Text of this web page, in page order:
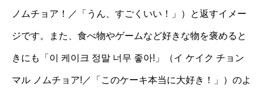
ノムチョア！／「うん、すごくいい！」）と返すイメー
ジです。また、食べ物やゲームなど好きな物を褒めると
きにも「이 케이크 정말 너무 좋아!」（イ ケイク チョン
マル ノムチョア!／「このケーキ本当に大好き！」）のよ